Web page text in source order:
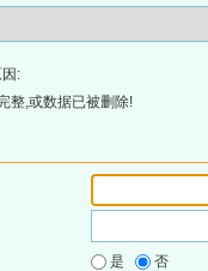
:
整,或数据已被删除!
是 否